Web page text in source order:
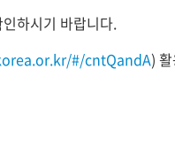
하시기 바랍니다.
#/cntQandA)